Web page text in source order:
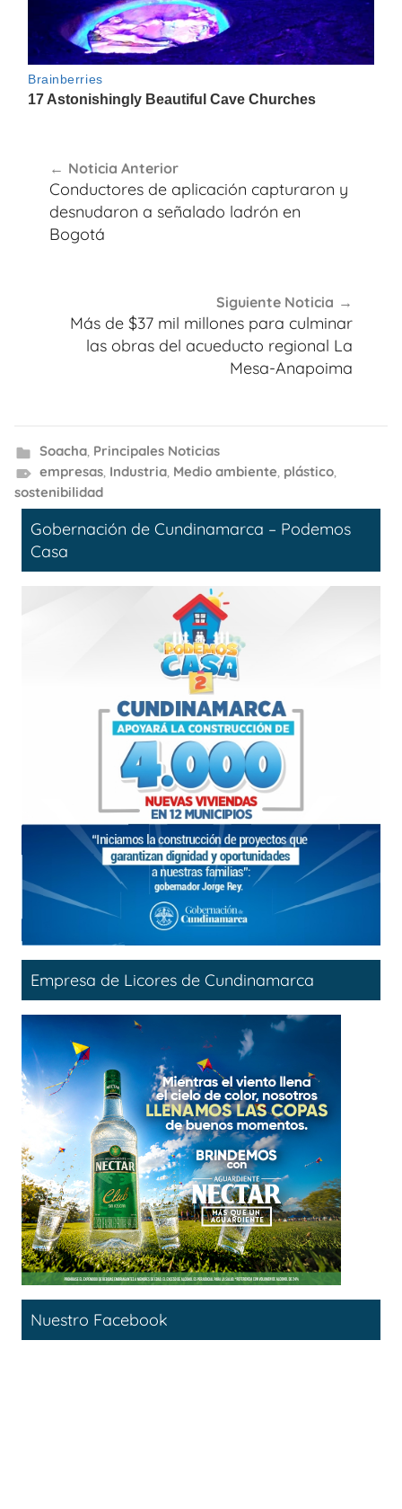
de
entradas
Noticia Anterior
Conductores de aplicación capturaron y
desnudaron a señalado ladrón en
Bogotá
Siguiente Noticia
Más de $37 mil millones para culminar
las obras del acueducto regional La
Mesa-Anapoima
Soacha, Principales Noticias
empresas, Industria, Medio ambiente, plástico,
sostenibilidad
Gobernación de Cundinamarca – Podemos
Casa
Empresa de Licores de Cundinamarca
Nuestro Facebook